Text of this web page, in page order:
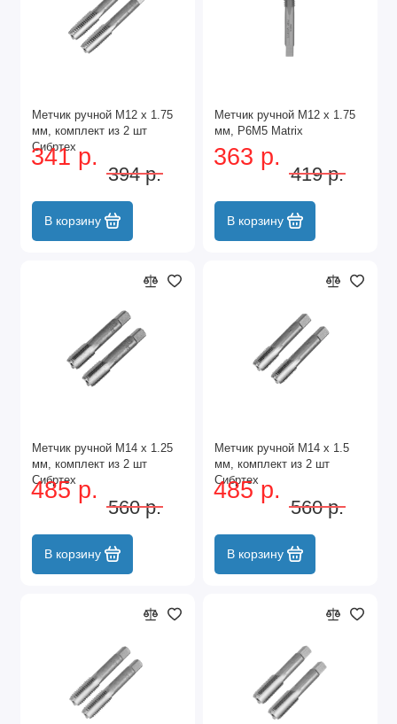
Метчик ручной М12 х 1.75
мм, комплект из 2 шт
Сибртех
341 р.
394 р.
В корзину
Метчик ручной М12 х 1.75
мм, Р6М5 Matrix
363 р.
419 р.
В корзину
Метчик ручной М14 х 1.25
мм, комплект из 2 шт
Сибртех
485 р.
560 р.
В корзину
Метчик ручной М14 х 1.5
мм, комплект из 2 шт
Сибртех
485 р.
560 р.
В корзину